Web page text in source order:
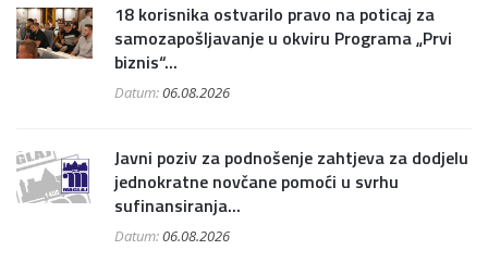
18 korisnika ostvarilo pravo na poticaj za
samozapošljavanje u okviru Programa „Prvi
biznis“...
Datum:06.08.2026
Javni poziv za podnošenje zahtjeva za dodjelu
jednokratne novčane pomoći u svrhu
sufinansiranja...
Datum:06.08.2026